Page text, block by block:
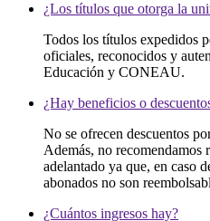
¿Los títulos que otorga la
Todos los títulos expedidos
oficiales, reconocidos y
Educación y CONEAU.
¿Hay beneficios o
No se ofrecen descuentos
Además, no recomendamos
adelantado ya que, en caso
abonados no son
¿Cuántos ingresos hay?